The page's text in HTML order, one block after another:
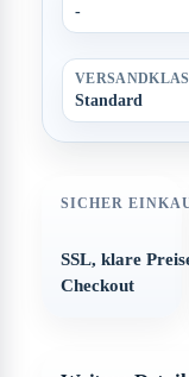
-
Standard
SICHER
SSL, klare
Checkout